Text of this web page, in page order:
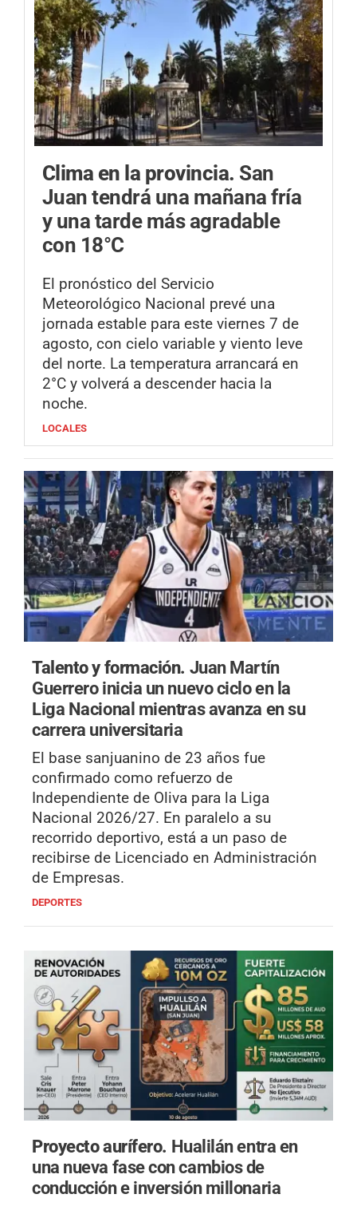
Clima en la provincia. San
Juan tendrá una mañana fría
y una tarde más agradable
con 18°C
El pronóstico del Servicio
Meteorológico Nacional prevé una
jornada estable para este viernes 7 de
agosto, con cielo variable y viento leve
del norte. La temperatura arrancará en
2°C y volverá a descender hacia la
noche.
LOCALES
Talento y formación. Juan Martín
Guerrero inicia un nuevo ciclo en la
Liga Nacional mientras avanza en su
carrera universitaria
El base sanjuanino de 23 años fue
confirmado como refuerzo de
Independiente de Oliva para la Liga
Nacional 2026/27. En paralelo a su
recorrido deportivo, está a un paso de
recibirse de Licenciado en Administración
de Empresas.
DEPORTES
Proyecto aurífero. Hualilán entra en
una nueva fase con cambios de
conducción e inversión millonaria